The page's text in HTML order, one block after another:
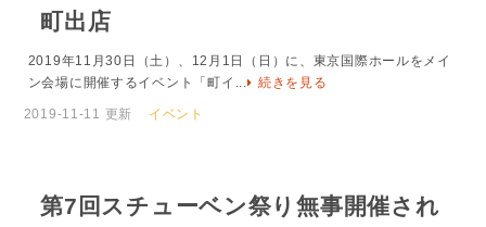
町出店
2019年11月30日（土）、12月1日（日）に、東京国際ホールをメイ
ン会場に開催するイベント「町イ...
続きを見る
2019-11-11 更新 イベント
第7回スチューベン祭り無事開催され